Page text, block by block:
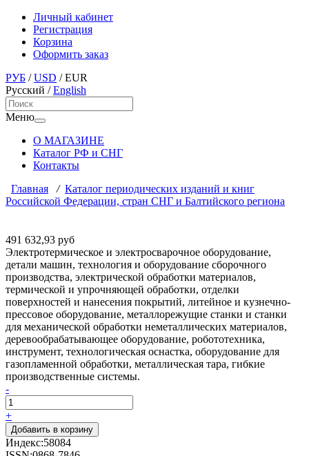
Личный кабинет
Регистрация
Корзина
Оформить заказ
РУБ /USD /EUR
Русский /English
Меню
О МАГАЗИНЕ
Каталог РФ и СНГ
Контакты
Главная
/ Каталог периодических изданий и книг
Российской Федерации, стран СНГ и Балтийского региона
491 632,93 руб
Электротермическое и электросварочное оборудование,
детали машин, технология и оборудование сборочного
производства, электрической обработки материалов,
термической и упрочняющей обработки, отделки
поверхностей и нанесения покрытий, литейное и кузнечно-
прессовое оборудование, металлорежущие станки и станки
для механической обработки неметаллических материалов,
деревообрабатывающее оборудование, робототехника,
инструмент, технологическая оснастка, оборудование для
газопламенной обработки, металлическая тара, гибкие
производственные системы.
-
+
Индекс:58084